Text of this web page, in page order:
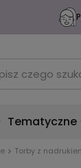
Tematyczne
Torby z